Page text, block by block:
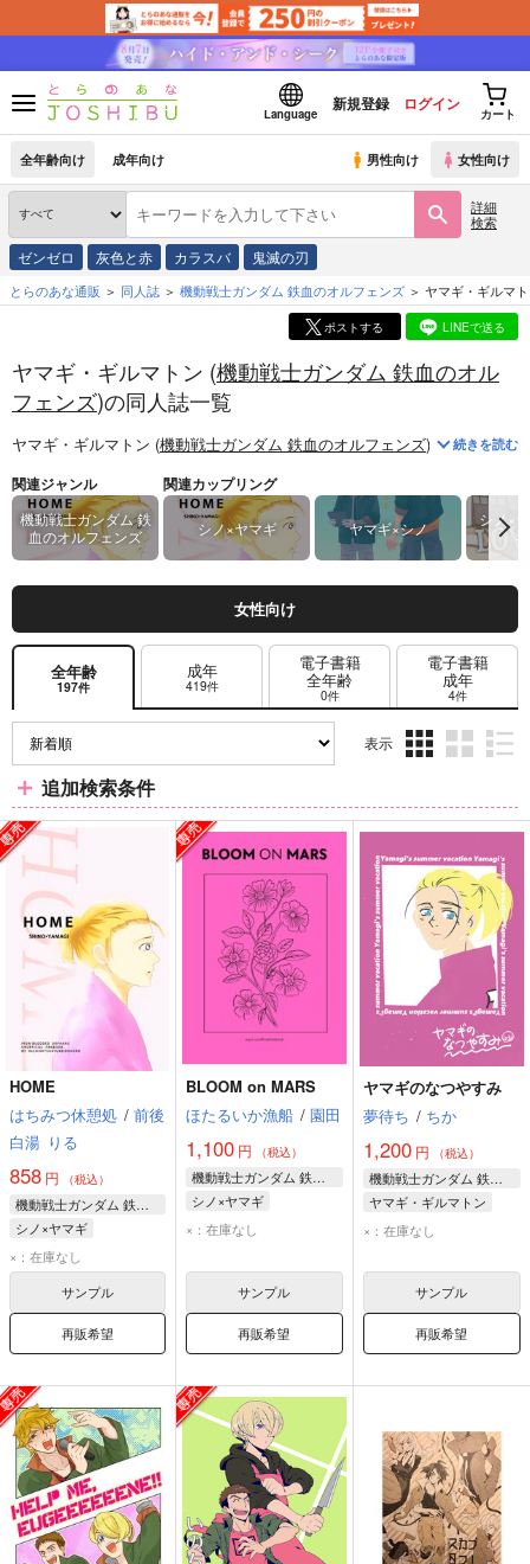
Language
新規登録 ログイン
カート
全年齢向け 成年向け 男性向け 女性向け
詳細
検索
ゼンゼロ 灰色と赤 カラスバ 鬼滅の刃
とらのあな通販 同人誌 機動戦士ガンダム 鉄血のオルフェンズ ヤマギ・ギルマ
ポストする LINEで送る
ヤマギ・ギルマトン (機動戦士ガンダム 鉄血のオル
フェンズ)の同人誌一覧
ヤマギ・ギルマトン (機動戦士ガンダム 鉄血のオルフェンズ) に関する同
続きを読む
関連ジャンル
機動戦士ガンダム 鉄
血のオルフェンズ
関連カップリング
シノ×ヤマギ ヤマギ×シノ
シノ×
女性向け
全年齢
197件
成年
419件
電子書籍
全年齢
0件
電子書籍
成年
4件
表示
ム
表
ム
表
ム
表
追加検索条件
HOME
はちみつ休憩処 / 前後
白湯 りる
858 円 （税込）
機動戦士ガンダム 鉄血のオルフェンズ
シノ×ヤマギ
ノルバ・シノ
ヤマギ・ギルマトン
×：在庫なし
サンプル
再販希望
BLOOM on MARS
ほたるいか漁船 / 園田
1,100 円 （税込）
機動戦士ガンダム 鉄血のオルフェンズ
シノ×ヤマギ
ノルバ・シノ
×：在庫なし
サンプル
再販希望
ヤマギのなつやすみ
夢待ち / ちか
1,200円 （税込）
機動戦士ガンダム 鉄血のオルフェンズ
ヤマギ・ギルマトン
×：在庫なし
サンプル
再販希望